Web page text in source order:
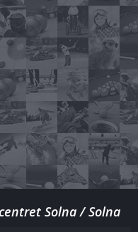
Solna / Solna